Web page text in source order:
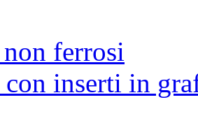
ferrosi
inserti in